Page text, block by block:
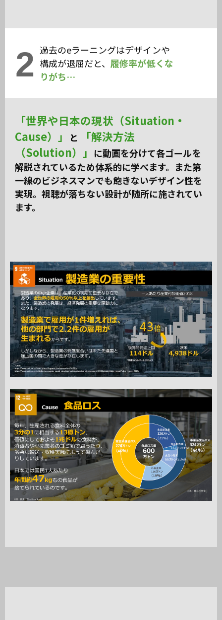
2 過去のeラーニングはデザインや
構成が退屈だと、履修率が低くな
りがち…
「世界や日本の現状（Situation・
Cause）」
と
「解決方法
（Solution）」 に動画を分けて各ゴールを
解説されているため体系的に学べます。また第
一線のビジネスマンでも飽きないデザイン性を
実現。視聴が落ちない設計が随所に施されてい
ます。